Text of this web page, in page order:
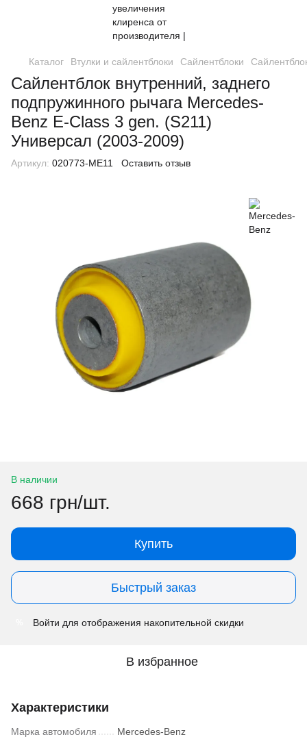
Каталог Втулки и сайлентблоки Сайлентблоки
Сайлентблок внутренний, заднего
подпружинного рычага Mercedes-
Benz E-Class 3 gen. (S211)
Универсал (2003-2009)
Артикул: 020773-ME11 Оставить отзыв
В наличии
668 грн/шт.
Купить
Быстрый заказ
Войти для отображения накопительной скидки
В избранное
Характеристики
Марка автомобиля Mercedes-Benz